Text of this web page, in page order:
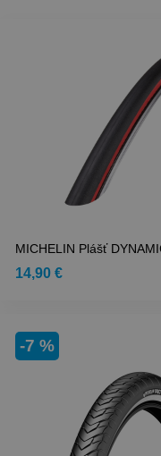
MICHELIN Plášť
14,90 €
-7 %